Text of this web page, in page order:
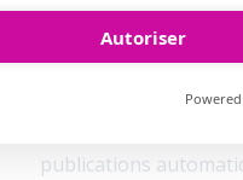
Autoriser
Pour répondre aux
publications